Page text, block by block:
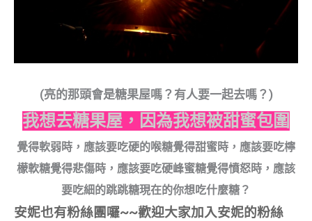
(亮的那頭會是糖果屋嗎？有人要一起去嗎？)
我想去糖果屋，因為我想被甜蜜包圍
覺得軟弱時，應該要吃硬的喉糖覺得甜蜜時，應該要吃檸
檬軟糖覺得悲傷時，應該要吃硬峰蜜糖覺得憤怒時，應該
要吃細的跳跳糖現在的你想吃什麼糖？
安妮也有粉絲團囉~~歡迎大家加入安妮的粉絲